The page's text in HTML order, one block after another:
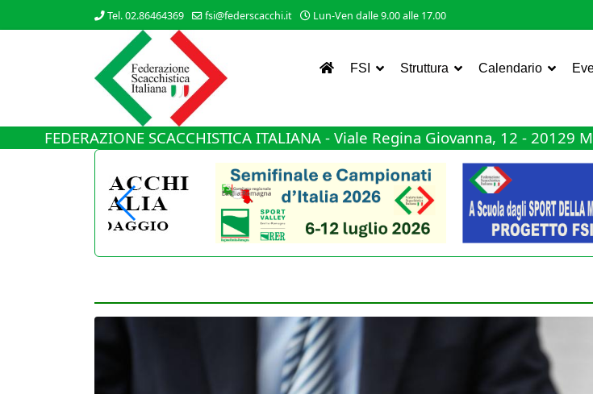
Tel. 02.86464369 fsi@federscacchi.it Lun-Ven dalle 9.00 alle 17.00
FSI Struttura Calendario
FEDERAZIONE SCACCHISTICA ITALIANA - Viale Regina Giovanna, 12 - 20129